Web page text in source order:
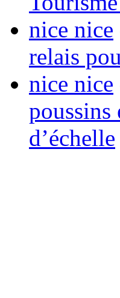
nice nice
relais
nice nice
poussins
d’échelle